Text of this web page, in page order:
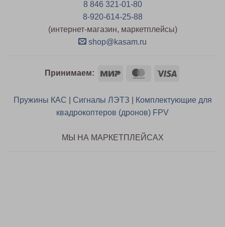
8 846 321-01-80
8-920-614-25-88
(интернет-магазин, маркетплейсы)
shop@kasam.ru
Принимаем: Mir MasterCard
Visa
Пружины КАС Сигналы ЛЭТЗ
Комплектующие для
квадрокоптеров (дронов) FPV
МЫ НА МАРКЕТПЛЕЙСАХ